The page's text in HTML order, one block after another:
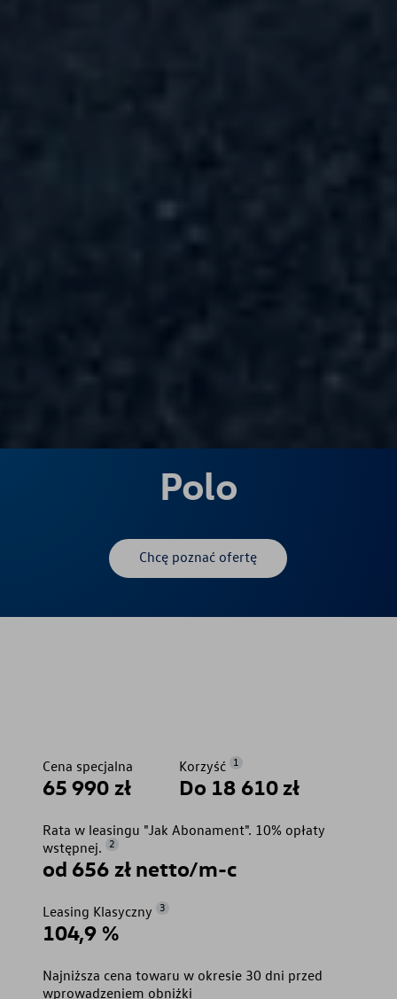
Polo
Chcę poznać ofertę
Cena specjalna
65 990 zł
Korzyść 1
Do 18 610 zł
Rata w leasingu "Jak Abonament". 10% opłaty
wstępnej.
2
od 656 zł netto/m-c
Leasing Klasyczny 3
104,9 %
Najniższa cena towaru w okresie 30 dni przed
wprowadzeniem obniżki